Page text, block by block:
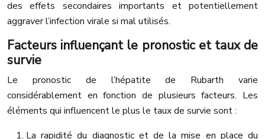
des effets secondaires importants et potentiellement
aggraver l’infection virale si mal utilisés.
Facteurs influençant le pronostic et taux de
survie
Le pronostic de l’hépatite de Rubarth varie
considérablement en fonction de plusieurs facteurs. Les
éléments qui influencent le plus le taux de survie sont :
La rapidité du diagnostic et de la mise en place du